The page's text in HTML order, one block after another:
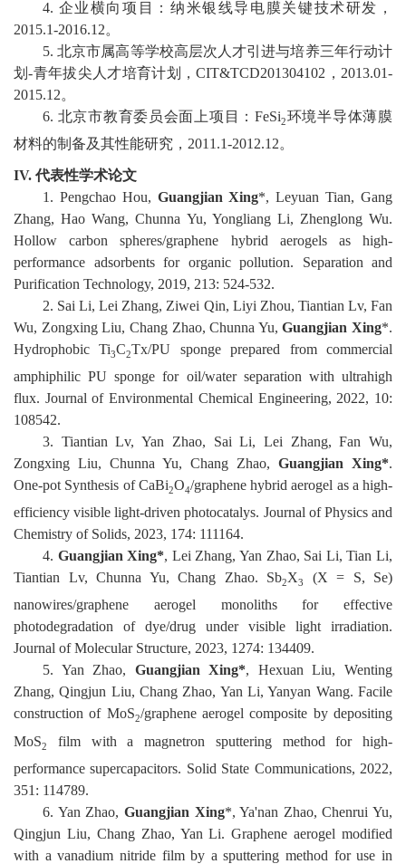
资
科
园
合
作
4. 企业横向项目： 纳米银线导电膜关键技术研发 ，
201 5.1-2016.12。
5.北京市属高等学校高层次人才引进与培养三年行动计
划-青年拔尖人才培育计划，CIT&TCD201304102 ， 2013.01-
2015.12。
6. 北京市教育委员会面上项目 ：FeSi2环境半导体薄膜
材料的制备及其性能研究， 2011 .1-2012.12。
IV. 代表性学术论文
1. Pengchao Hou, Guangjian Xing*, Leyuan Tian, Gang
Zhang, Hao Wang, Chunna Yu, Yongliang Li, Zhenglong Wu.
Hollow carbon spheres/graphene hybrid aerogels as high-
performance adsorbents for organic pollution. Separation and
Purification Technology, 2019, 213: 524-532.
2. Sai Li, Lei Zhang, Ziwei Qin, Liyi Zhou, Tiantian Lv, Fan
Wu, Zongxing Liu, Chang Zhao, Chunna Yu,Guangjian Xing*.
Hydrophobic Ti3C2Tx/PU sponge prepared from commercial
amphiphilic PU sponge for oil/water separation with ultrahigh
flux. Journal of Environmental Chemical Engineering, 2022, 10:
108542.
3. Tiantian Lv, Yan Zhao, Sai Li, Lei Zhang, Fan Wu,
Zongxing Liu, Chunna Yu, Chang Zhao, Guangjian Xing*.
One-pot Synthesis of CaBi2O4/graphene hybrid aerogel as a high-
efficiency visible light-driven photocatalys. Journal of Physics and
Chemistry of Solids, 2023, 174: 111164.
4. Guangjian Xing*, Lei Zhang, Yan Zhao, Sai Li, Tian Li,
Tiantian Lv, Chunna Yu, Chang Zhao. Sb2X3
(X = S, Se)
nanowires/graphene aerogel monoliths for effective
photodegradation of dye/drug under visible light irradiation.
Journal of Molecular Structure, 2023, 1274: 134409.
5. Yan Zhao, Guangjian Xing*, Hexuan Liu, Wenting
Zhang, Qingjun Liu, Chang Zhao, Yan Li, Yanyan Wang.Facile
construction of MoS2/graphene aerogel composite by depositing
MoS2 film with
a magnetron sputtering method for high-
performance supercapacitors. Solid State Communications, 2022,
351 : 114789.
6. Yan Zhao, Guangjian Xing*, Ya'nan Zhao, Chenrui Yu,
Qingjun Liu, Chang Zhao, Yan Li. Graphene aerogel modified
with a vanadium nitride film by a sputtering method for use in